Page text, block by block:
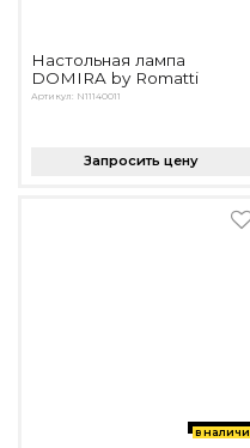
Настольная лампа
DOMIRA by Romatti
Артикул: N11140011
Запросить цену
в